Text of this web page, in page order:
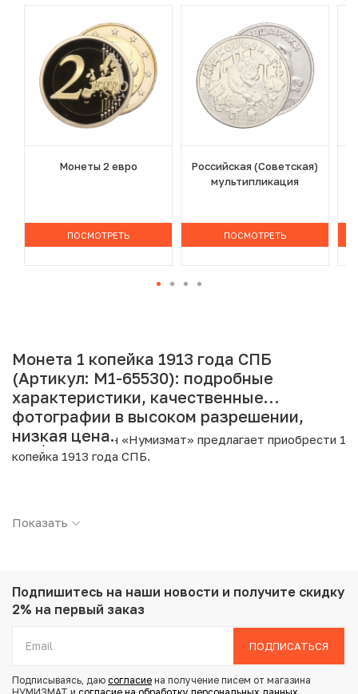
Монеты 2 евро
ПОСМОТРЕТЬ
Российская (Советская)
мультипликация
ПОСМОТРЕТЬ
Монета 1 копейка 1913 года СПБ
(Артикул: M1-65530): подробные
характеристики, качественные
фотографии в высоком разрешении,
низкая цена.
Интернет магазин «Нумизмат» предлагает приобрести 1
копейка 1913 года СПБ.
Страна: Российская Империя
Металл: Медь
Вес: 3.3 г
Тираж: 61.500.000
Показать
Подпишитесь на наши новости и получите скидку
2% на первый заказ
ПОДПИСАТЬСЯ
Подписываясь, даю согласие на получение писем от магазина